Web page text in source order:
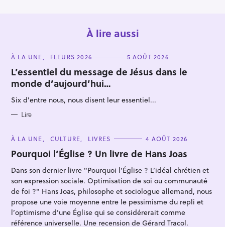
À lire aussi
C
T
E
G
O
R
I
S
À LA UNE FLEURS 2026 5 AOÛT 2026
L’essentiel du message de Jésus dans le
monde d’aujourd’hui…
Six d'entre nous, nous disent leur essentiel...
Lire
C
T
E
O
I
E
S
À LA UNE CULTURE LIVRES 4 AOÛT 2026
Pourquoi l’Église ? Un livre de Hans Joas
Dans son dernier livre "Pourquoi l'Église ? L’idéal chrétien et
son expression sociale. Optimisation de soi ou communauté
de foi ?" Hans Joas, philosophe et sociologue allemand, nous
propose une voie moyenne entre le pessimisme du repli et
l’optimisme d’une Église qui se considérerait comme
référence universelle. Une recension de Gérard Tracol.